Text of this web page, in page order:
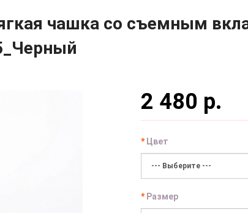
чашка со съемным
2 480 р.
Цвет
Размер